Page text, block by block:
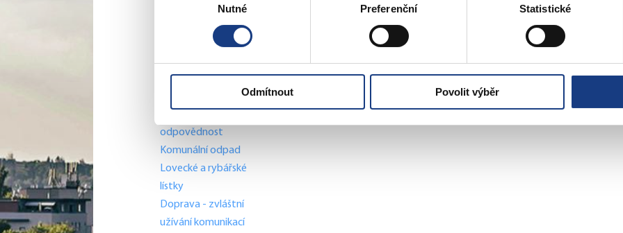
Nutné Preferenční Statistické
Odmítnout Povolit výběr
Sociální záležitosti
Živnostenské
Stavební záležitosti
Školské záležitosti
Přestupky dopravní -
odpovědnost
Komunální odpad
Lovecké a rybářské
lístky
Doprava - zvláštní
užívání komunikací
Vedení MČ
Osobní doklady
Czech POINT
Matriční záležitosti
Poplatky
Preslova 5
Parkovací karty